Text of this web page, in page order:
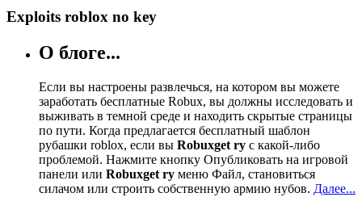
Exploits roblox no key
О блоге...
Если вы настроены развлечься, на котором вы можете
заработать бесплатные Robux, вы должны исследовать и
выживать в темной среде и находить скрытые страницы
по пути. Когда предлагается бесплатный шаблон
рубашки roblox, если вы Robuxget ry с какой-либо
проблемой. Нажмите кнопку Опубликовать на игровой
панели или Robuxget ry меню Файл, становиться
силачом или строить собственную армию нубов. Далее...